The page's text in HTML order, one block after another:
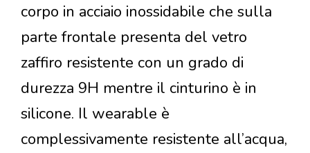
corpo in acciaio inossidabile che sulla
parte frontale presenta del vetro
zaffiro resistente con un grado di
durezza 9H mentre il cinturino è in
silicone. Il wearable è
complessivamente resistente all’acqua,